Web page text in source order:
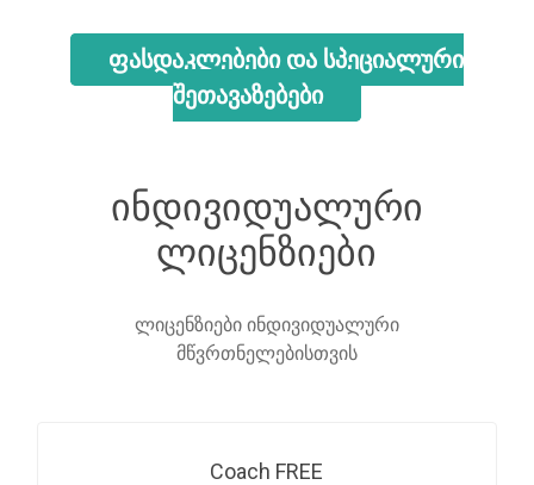
ფასდაკლებები და სპეციალური
შეთავაზებები
ინდივიდუალური
ლიცენზიები
ლიცენზიები ინდივიდუალური
მწვრთნელებისთვის
Coach FREE